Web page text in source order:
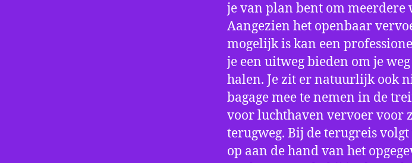
je van plan bent om meerdere
Aangezien het openbaar
mogelijk is kan een
je een uitweg bieden om je
halen. Je zit er natuurlijk ook
bagage mee te nemen in de
voor luchthaven vervoer voor
terugweg. Bij de terugreis
op aan de hand van het